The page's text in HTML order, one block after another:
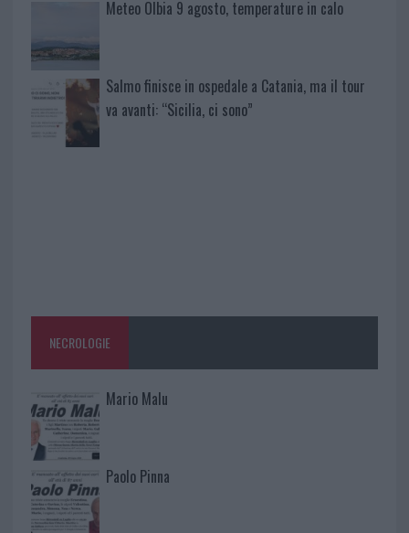
Meteo Olbia 9 agosto, temperature in calo
Salmo finisce in ospedale a Catania, ma il tour
va avanti: “Sicilia, ci sono”
NECROLOGIE
Mario Malu
Paolo Pinna